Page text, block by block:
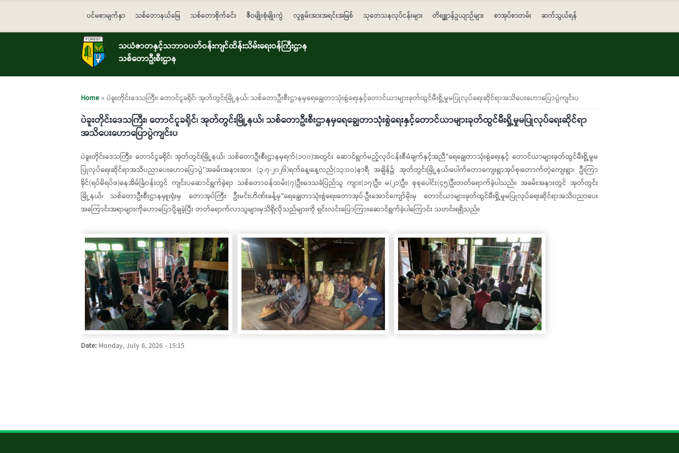
ပင်မစာမျက်နှာ သစ်တောနယ်မြေ သစ်တောစိုက်ခင်း ဇီဝမျိုးစုံမျိုးကွဲ လူစွမ်းအားအရင်းအမြစ် သုတေသနလုပ်ငန်းများ တိရစ္ဆာန်ဥယျာဉ်များ စာအုပ်စာတမ်း ဆက်သွယ်ရန်
သယံဇာတနှင့်သဘာဝပတ်ဝန်းကျင်ထိန်းသိမ်းရေးဝန်ကြီးဌာန
သစ်တောဦးစီးဌာန
You are here
Home» ပဲခူးတိုင်းဒေသကြီး၊ တောင်ငူခရိုင်၊ အုတ်တွင်းမြို့နယ်၊ သစ်တောဦးစီးဌာနမှရေချွေတာသုံးစွဲရေးနှင့်တောင်ယာများခုတ်ထွင်မီးရှို့မှုမပြုလုပ်ရေးဆိုင်ရာအသိပေးဟောပြောပွဲကျင်းပ
ပဲခူးတိုင်းဒေသကြီး၊ တောင်ငူခရိုင်၊ အုတ်တွင်းမြို့နယ်၊ သစ်တောဦးစီးဌာနမှရေချွေတာသုံးစွဲရေးနှင့်တောင်ယာများခုတ်ထွင်မီးရှို့မှုမပြုလုပ်ရေးဆိုင်ရာ
အသိပေးဟောပြောပွဲကျင်းပ
ပဲခူးတိုင်းဒေသကြီး၊ တောင်ငူခရိုင်၊ အုတ်တွင်းမြို့နယ်၊ သစ်တောဦးစီးဌာနမှရက်(၁၀၀)အတွင်း ဆောင်ရွက်မည့်လုပ်ငန်းစီမံချက်နှင့်အညီ"ရေချွေတာသုံးစွဲရေးနှင့် တောင်ယာများခုတ်ထွင်မီးရှို့မှုမ
ပြုလုပ်ရေးဆိုင်ရာအသိပညာပေးဟောပြောပွဲ'’အခမ်းအနားအား (၃-၇-၂၀၂၆)ရက်နေ့၊နေ့လည်(၁၃:၀၀)နာရီ အချိန်၌ အုတ်တွင်းမြို့နယ်၊ပေါက်တောကျေးရွာအုပ်စု၊တောက်တဲ့ကျေးရွာ၊ ဦးကြာ
ခိုင်(ရပ်မိရပ်ဖ)နေအိမ်ခြံဝန်းတွင် ကျင်းပဆောင်ရွက်ခဲ့ရာ သစ်တောဝန်ထမ်း(၇)ဦး၊ဒေသခံပြည်သူ ကျား(၁၇)ဦး၊ မ(၂၁)ဦး၊ စုစုပေါင်း(၄၅)ဦးတတ်ရောက်ခဲ့ပါသည်။ အခမ်းအနားတွင် အုတ်တွင်း
မြို့နယ်၊ သစ်တောဦးစီးဌာနမှူးရုံးမှ တောအုပ်ကြီး ဦးမင်းဟိဏ်းခန့်မှ"ရေချွေတာသုံးစွဲရေး၊တောအုပ်-ဦးအောင်ကျော်မိုးမှ တောင်ယာများခုတ်ထွင်မီးရှို့မှုမပြုလုပ်ရေးဆိုင်ရာအသိပညာပေး
အကြောင်းအရာများကိုဟောပြောပို့ချခဲ့ပြီး တတ်ရောက်လာသူများမှသိရှိလိုသည်များကို ရှင်းလင်းပြောကြားဆောင်ရွက်ခဲ့ပါကြောင်း သတင်းရရှိသည်။
Date: Monday, July 6, 2026 - 15:15